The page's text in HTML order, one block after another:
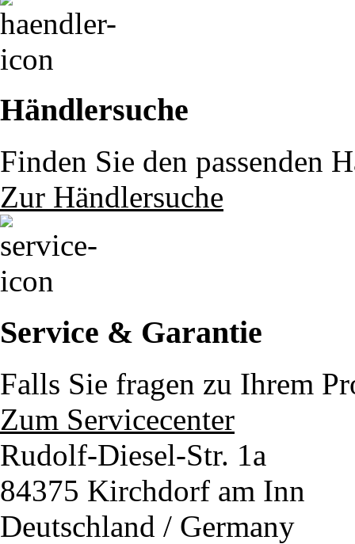
Händlersuche
Finden Sie den passenden
Zur Händlersuche
Service & Garantie
Falls Sie fragen zu Ihrem
Zum Servicecenter
Rudolf-Diesel-Str. 1a
84375 Kirchdorf am Inn
Deutschland / Germany